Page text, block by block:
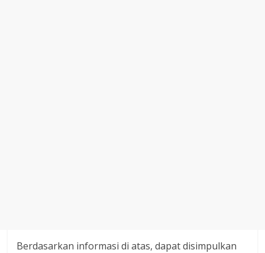
Berdasarkan informasi di atas, dapat disimpulkan